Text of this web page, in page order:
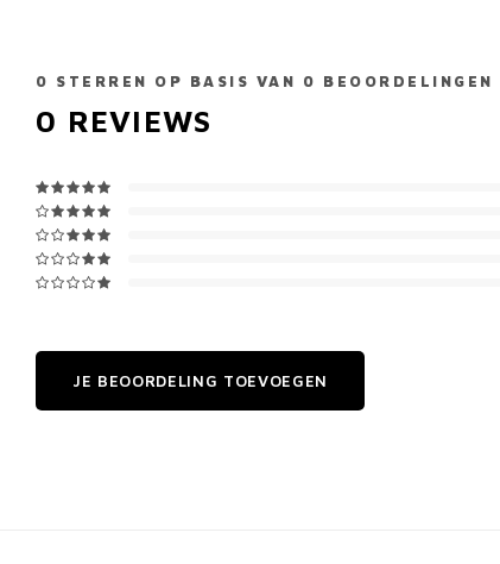
0 STERREN OP BASIS VAN 0 BEOORDELINGEN
0 REVIEWS
JE BEOORDELING TOEVOEGEN